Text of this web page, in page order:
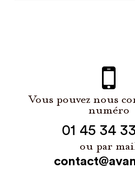
Vous pouvez nous
numéro
01 45 34
ou par mail